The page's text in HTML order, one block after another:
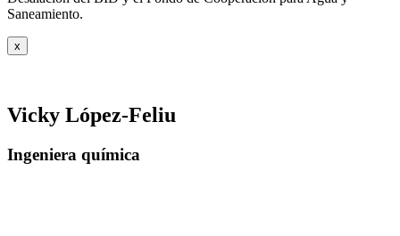
Saneamiento.
x
Vicky López-Feliu
Ingeniera química